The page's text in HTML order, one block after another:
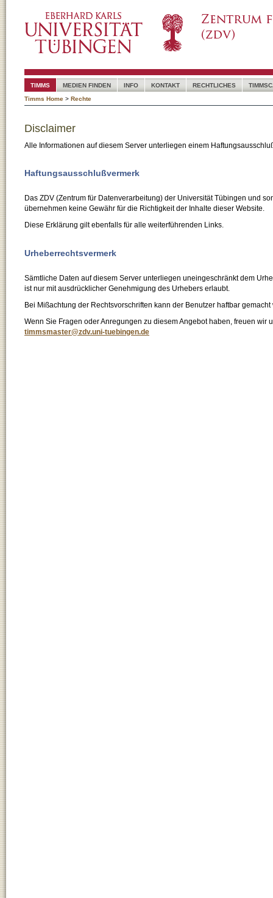
TIMMS MEDIEN FINDEN INFO KONTAKT RECHTLICHES
Timms Home > Rechte
Disclaimer
Alle Informationen auf diesem Server unterliegen einem
Haftungsausschlußvermerk
Das ZDV (Zentrum für Datenverarbeitung) der Universität Tübingen und
übernehmen keine Gewähr für die Richtigkeit der Inhalte dieser Website.
Diese Erklärung gilt ebenfalls für alle weiterführenden Links.
Urheberrechtsvermerk
Sämtliche Daten auf diesem Server unterliegen uneingeschränkt dem
ist nur mit ausdrücklicher Genehmigung des Urhebers erlaubt.
Bei Mißachtung der Rechtsvorschriften kann der Benutzer haftbar gemacht
Wenn Sie Fragen oder Anregungen zu diesem Angebot haben, freuen wir
timmsmaster@zdv.uni-tuebingen.de